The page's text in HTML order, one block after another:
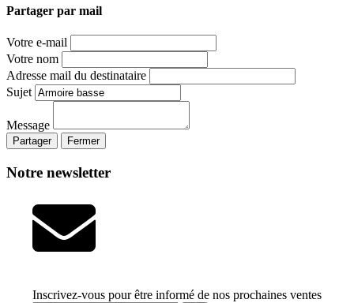
Partager par mail
Votre e-mail
Votre nom
Adresse mail du destinataire
Sujet
Message
Partager Fermer
Notre newsletter
Inscrivez-vous pour être informé de nos prochaines ventes